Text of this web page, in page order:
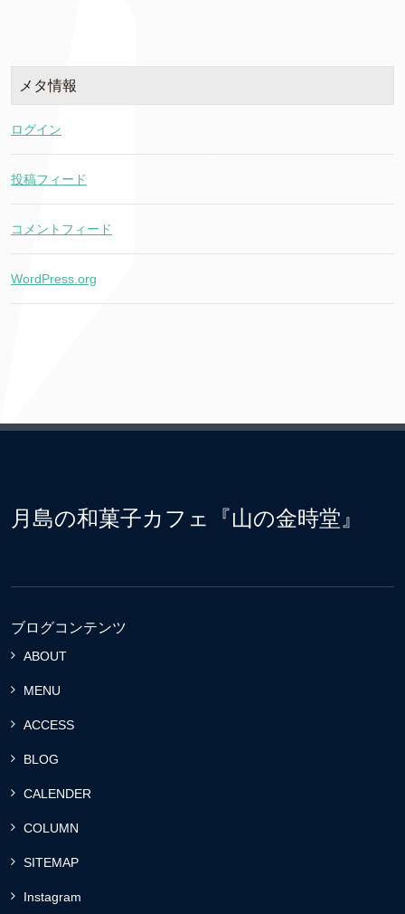
メタ情報
ログイン
投稿フィード
コメントフィード
WordPress.org
月島の和菓子カフェ『山の金時堂』
ブログコンテンツ
ABOUT
MENU
ACCESS
BLOG
CALENDER
COLUMN
SITEMAP
Instagram